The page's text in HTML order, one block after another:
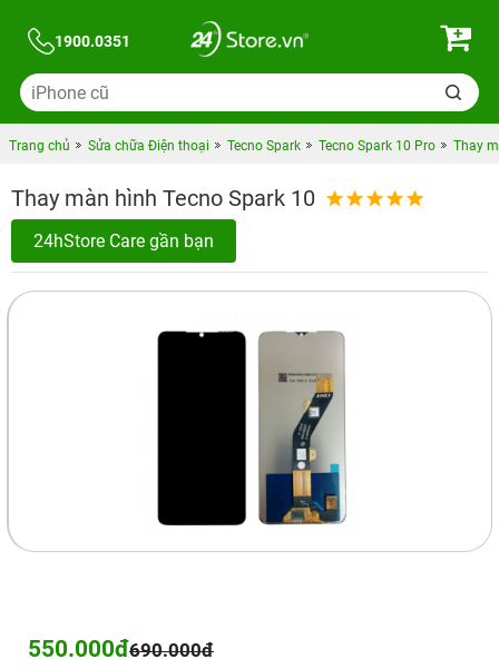
1900.0351
Trang chủ Sửa chữa Điện thoại Tecno Spark Tecno Spark 10 Pro Thay
Thay màn hình Tecno Spark 10
24hStore Care gần bạn
550.000đ690.000đ